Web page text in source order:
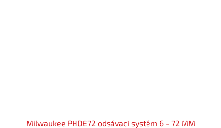
Milwaukee PHDE72 odsávací systém 6 - 72 MM